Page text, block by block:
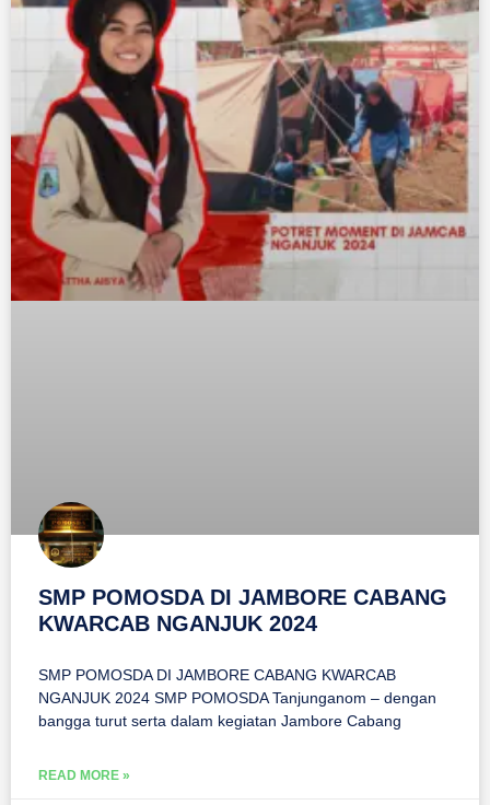
SMP POMOSDA DI JAMBORE CABANG
KWARCAB NGANJUK 2024
SMP POMOSDA DI JAMBORE CABANG KWARCAB
NGANJUK 2024 SMP POMOSDA Tanjunganom – dengan
bangga turut serta dalam kegiatan Jambore Cabang
READ MORE »